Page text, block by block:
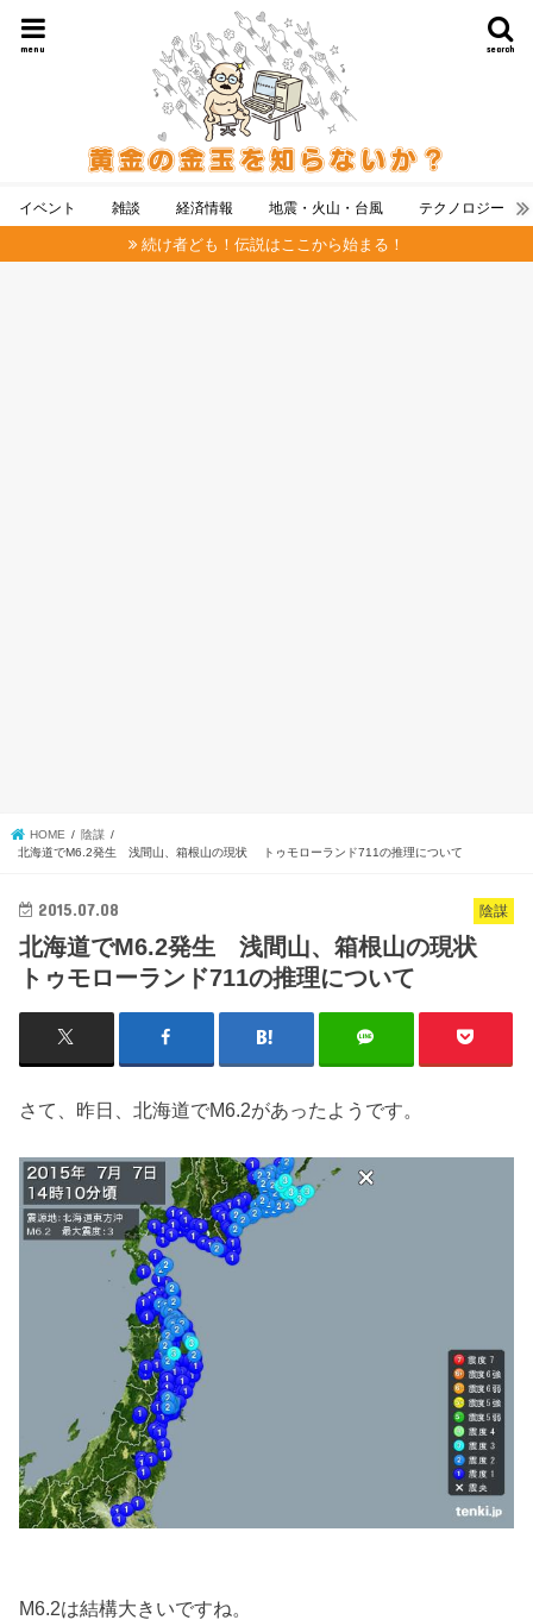
search
menu
イベント 雑談 経済情報 地震・火山・台風 テクノロジー
続け者ども！伝説はここから始まる！
HOME
陰謀
北海道でM6.2発生 浅間山、箱根山の現状 トゥモローランド711の推理について
陰謀
2015.07.08
北海道でM6.2発生 浅間山、箱根山の現状
トゥモローランド711の推理について
さて、昨日、北海道でM6.2があったようです。
M6.2は結構大きいですね。